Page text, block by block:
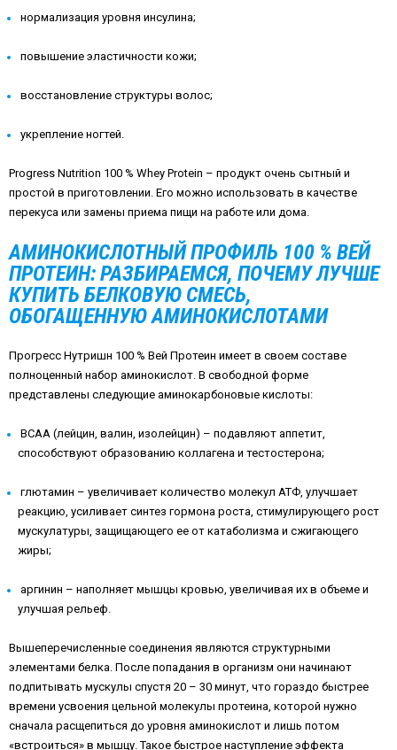
нормализация уровня инсулина;
повышение эластичности кожи;
восстановление структуры волос;
укрепление ногтей.
Progress Nutrition 100 % Whey Protein – продукт очень сытный и
простой в приготовлении. Его можно использовать в качестве
перекуса или замены приема пищи на работе или дома.
АМИНОКИСЛОТНЫЙ ПРОФИЛЬ 100 % ВЕЙ
ПРОТЕИН: РАЗБИРАЕМСЯ, ПОЧЕМУ ЛУЧШЕ
КУПИТЬ БЕЛКОВУЮ СМЕСЬ,
ОБОГАЩЕННУЮ АМИНОКИСЛОТАМИ
Прогресс Нутришн 100 % Вей Протеин имеет в своем составе
полноценный набор аминокислот. В свободной форме
представлены следующие аминокарбоновые кислоты:
BCAA (лейцин, валин, изолейцин) – подавляют аппетит,
способствуют образованию коллагена и тестостерона;
глютамин – увеличивает количество молекул АТФ, улучшает
реакцию, усиливает синтез гормона роста, стимулирующего рост
мускулатуры, защищающего ее от катаболизма и сжигающего
жиры;
аргинин – наполняет мышцы кровью, увеличивая их в объеме и
улучшая рельеф.
Вышеперечисленные соединения являются структурными
элементами белка. После попадания в организм они начинают
подпитывать мускулы спустя 20 – 30 минут, что гораздо быстрее
времени усвоения цельной молекулы протеина, которой нужно
сначала расщепиться до уровня аминокислот и лишь потом
«встроиться» в мышцу. Такое быстрое наступление эффекта